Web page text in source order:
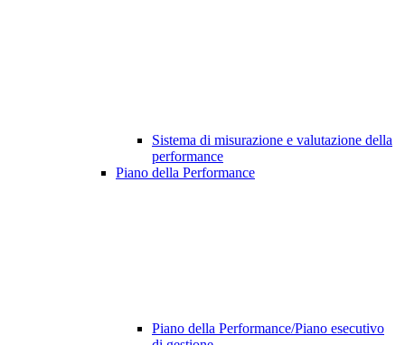
Sistema di misurazione e valutazione della
performance
Piano della Performance
Piano della Performance/Piano esecutivo